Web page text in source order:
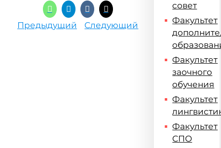
Предыдущий Следующий
совет
Факультет
Факультет
заочного
обучения
Факультет
Факультет
СПО